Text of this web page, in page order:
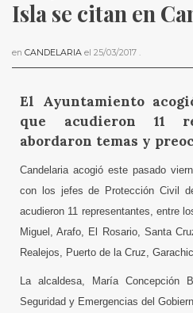
Isla se citan en
en CANDELARIA el 25/03/2017 .
El Ayuntamiento
que acudieron 11
abordaron temas y
Candelaria acogió este pasado
con los jefes de Protección Civil
acudieron 11 representantes, entre
Miguel, Arafo, El Rosario, Santa
Realejos, Puerto de la Cruz,
La alcaldesa, María Concepción
Seguridad y Emergencias del